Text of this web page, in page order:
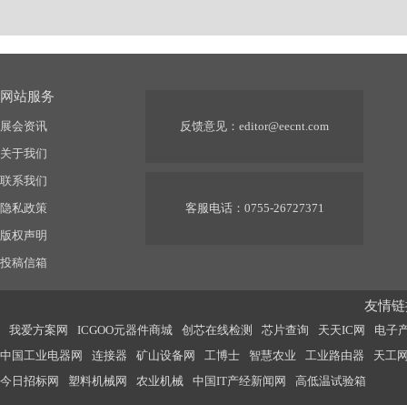
网站服务
展会资讯
关于我们
联系我们
隐私政策
版权声明
投稿信箱
反馈意见： editor@eecnt.com
客服电话：0755-26727371
友情
我爱方案网 ICGOO元器件商城 创芯在线检测 芯片查询 天天IC网
电子
中国工业电器网
连接器 矿山设备网 工博士 智慧农业 工业路由器
天工
今日招标网
塑料机械网 农业机械 中国IT产经新闻网 高低温试验箱